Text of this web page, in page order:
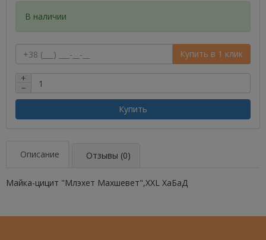
В наличии
Купить в 1 клик
+
−
Купить
Описание Отзывы (0)
Майка-цицит "Млэхет Махшевет",XXL ХаБаД